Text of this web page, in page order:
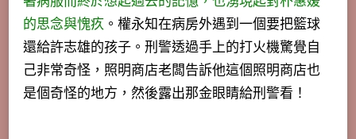
的思念與愧疚 。權永知在病房外遇到一個要把籃球
還給許志雄的孩子。刑警透過手上的打火機驚覺自
己非常奇怪，照明商店老闆告訴他這個照明商店也
是個奇怪的地方，然後露出那金眼睛給刑警看！